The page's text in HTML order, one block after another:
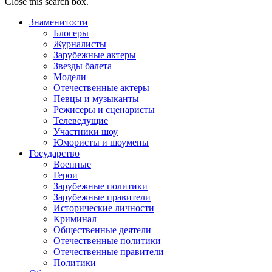
Знаменитости
Блогеры
Журналисты
Зарубежные актеры
Звезды балета
Модели
Отечественные актеры
Певцы и музыканты
Режисеры и сценаристы
Телеведущие
Участники шоу
Юмористы и шоумены
Государство
Военные
Герои
Зарубежные политики
Зарубежные правители
Исторические личности
Криминал
Общественные деятели
Отечественные политики
Отечественные правители
Политики